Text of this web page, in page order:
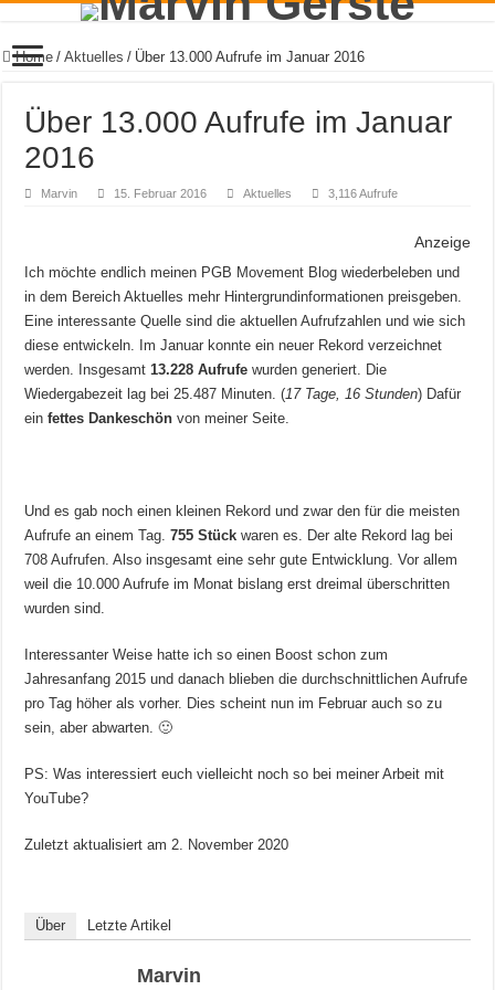
Home / Aktuelles / Über 13.000 Aufrufe im Januar 2016
Über 13.000 Aufrufe im Januar
2016
Marvin 15. Februar 2016 Aktuelles 3,116 Aufrufe
Anzeige
Ich möchte endlich meinen PGB Movement Blog wiederbeleben und
in dem Bereich Aktuelles mehr Hintergrundinformationen preisgeben.
Eine interessante Quelle sind die aktuellen Aufrufzahlen und wie sich
diese entwickeln. Im Januar konnte ein neuer Rekord verzeichnet
werden. Insgesamt13.228 Aufrufe wurden generiert. Die
Wiedergabezeit lag bei 25.487 Minuten. (17 Tage, 16 Stunden) Dafür
einfettes Dankeschön von meiner Seite.
Und es gab noch einen kleinen Rekord und zwar den für die meisten
Aufrufe an einem Tag.755 Stück waren es. Der alte Rekord lag bei
708 Aufrufen. Also insgesamt eine sehr gute Entwicklung. Vor allem
weil die 10.000 Aufrufe im Monat bislang erst dreimal überschritten
wurden sind.
Interessanter Weise hatte ich so einen Boost schon zum
Jahresanfang 2015 und danach blieben die durchschnittlichen Aufrufe
pro Tag höher als vorher. Dies scheint nun im Februar auch so zu
sein, aber abwarten. 🙂
PS: Was interessiert euch vielleicht noch so bei meiner Arbeit mit
YouTube?
Zuletzt aktualisiert am2. November 2020
Über Letzte Artikel
Marvin